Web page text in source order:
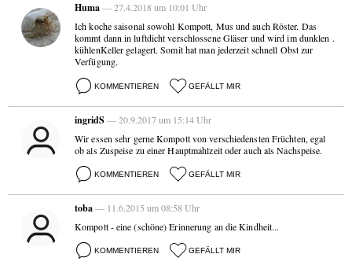
Huma— 27.4.2018 um 10:01 Uhr
Ich koche saisonal sowohl Kompott, Mus und auch Röster. Das
kommt dann in luftdicht verschlossene Gläser und wird im dunklen .
kühlenKeller gelagert. Somit hat man jederzeit schnell Obst zur
Verfügung.
KOMMENTIEREN GEFÄLLT MIR
ingridS— 20.9.2017 um 15:14 Uhr
Wir essen sehr gerne Kompott von verschiedensten Früchten, egal
ob als Zuspeise zu einer Hauptmahlzeit oder auch als Nachspeise.
KOMMENTIEREN GEFÄLLT MIR
toba— 11.6.2015 um 08:58 Uhr
Kompott - eine (schöne) Erinnerung an die Kindheit...
KOMMENTIEREN GEFÄLLT MIR